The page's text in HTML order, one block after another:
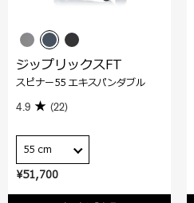
¥51,700
ジップリックスFT
スピナー55 エキスパンダブル
4.9 (22)
55 cm